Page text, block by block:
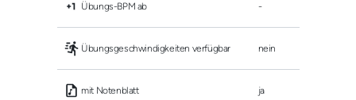
Übungs-BPM ab -
Übungsgeschwindigkeiten verfügbar nein
mit Notenblatt ja